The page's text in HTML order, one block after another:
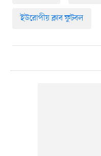
ইউরোপীয় ক্লাব ফুটবল